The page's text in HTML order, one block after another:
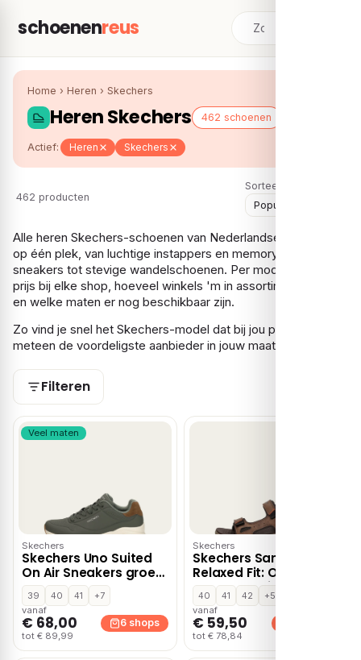
schoenenreus
Home › Heren › Skechers
Heren Skechers 462 schoenen
Actief: Heren Skechers
462 producten
Sorteer:
Alle heren Skechers-schoenen van Nederlandse webshops
op één plek, van luchtige instappers en memory foam-
sneakers tot stevige wandelschoenen. Per model zie je de
prijs bij elke shop, hoeveel winkels 'm in assortiment hebben
en welke maten er nog beschikbaar zijn.
Zo vind je snel het Skechers-model dat bij jou past, en
meteen de voordeligste aanbieder in jouw maat.
Filteren
Veel maten
Skechers
Skechers Uno Suited
On Air Sneakers groen
Suede
39 40 41
+7
vanaf
€ 68,00
tot € 89,99
6 shops
Skechers
Skechers Sandalen
Relaxed Fit: Orvan
Gamble Bruin
40 41 42
+5
vanaf
€ 59,50
tot € 78,84